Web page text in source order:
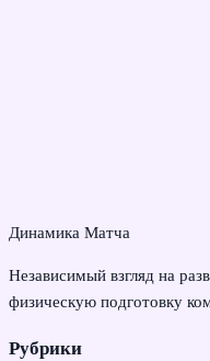
Динамика Матча
Независимый взгляд на
физическую подготовку
Рубрики